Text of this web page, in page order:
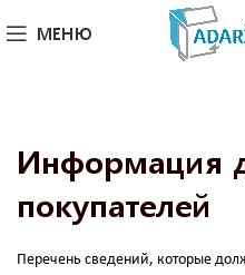
МЕНЮ
Информация
покупателей
Перечень сведений, которые